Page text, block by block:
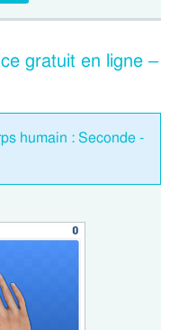
gratuit en ligne –
humain : Seconde -